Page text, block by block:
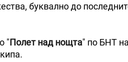
буквално до
"Полет над нощта" по БНТ